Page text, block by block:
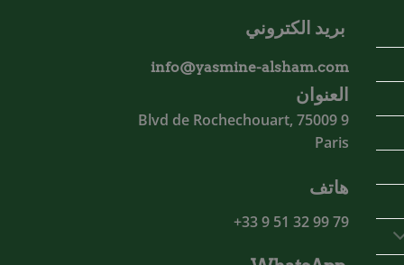
بريد الكتروني
info@yasmine-alsham.com
العنوان
9 Blvd de Rochechouart, 75009
Paris
هاتف
79 99 32 51 9 33+